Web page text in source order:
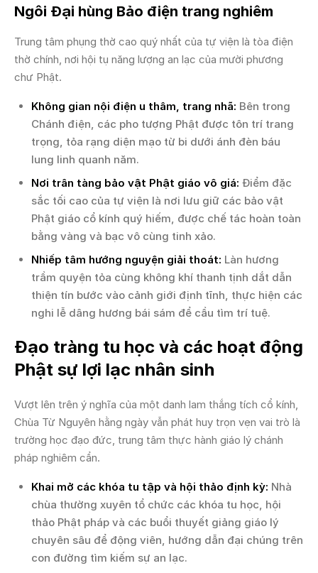
Ngôi Đại hùng Bảo điện trang nghiêm
Trung tâm phụng thờ cao quý nhất của tự viện là tòa điện
thờ chính, nơi hội tụ năng lượng an lạc của mười phương
chư Phật.
Không gian nội điện u thâm, trang nhã: Bên trong
Chánh điện, các pho tượng Phật được tôn trí trang
trọng, tỏa rạng diện mạo từ bi dưới ánh đèn báu
lung linh quanh năm.
Nơi trân tàng bảo vật Phật giáo vô giá: Điểm đặc
sắc tối cao của tự viện là nơi lưu giữ các bảo vật
Phật giáo cổ kính quý hiếm, được chế tác hoàn toàn
bằng vàng và bạc vô cùng tinh xảo.
Nhiếp tâm hướng nguyện giải thoát: Làn hương
trầm quyện tỏa cùng không khí thanh tịnh dắt dẫn
thiện tín bước vào cảnh giới định tĩnh, thực hiện các
nghi lễ dâng hương bái sám để cầu tìm trí tuệ.
Đạo tràng tu học và các hoạt động
Phật sự lợi lạc nhân sinh
Vượt lên trên ý nghĩa của một danh lam thắng tích cổ kính,
Chùa Từ Nguyên hằng ngày vẫn phát huy trọn vẹn vai trò là
trường học đạo đức, trung tâm thực hành giáo lý chánh
pháp nghiêm cẩn.
Khai mở các khóa tu tập và hội thảo định kỳ: Nhà
chùa thường xuyên tổ chức các khóa tu học, hội
thảo Phật pháp và các buổi thuyết giảng giáo lý
chuyên sâu để động viên, hướng dẫn đại chúng trên
con đường tìm kiếm sự an lạc.